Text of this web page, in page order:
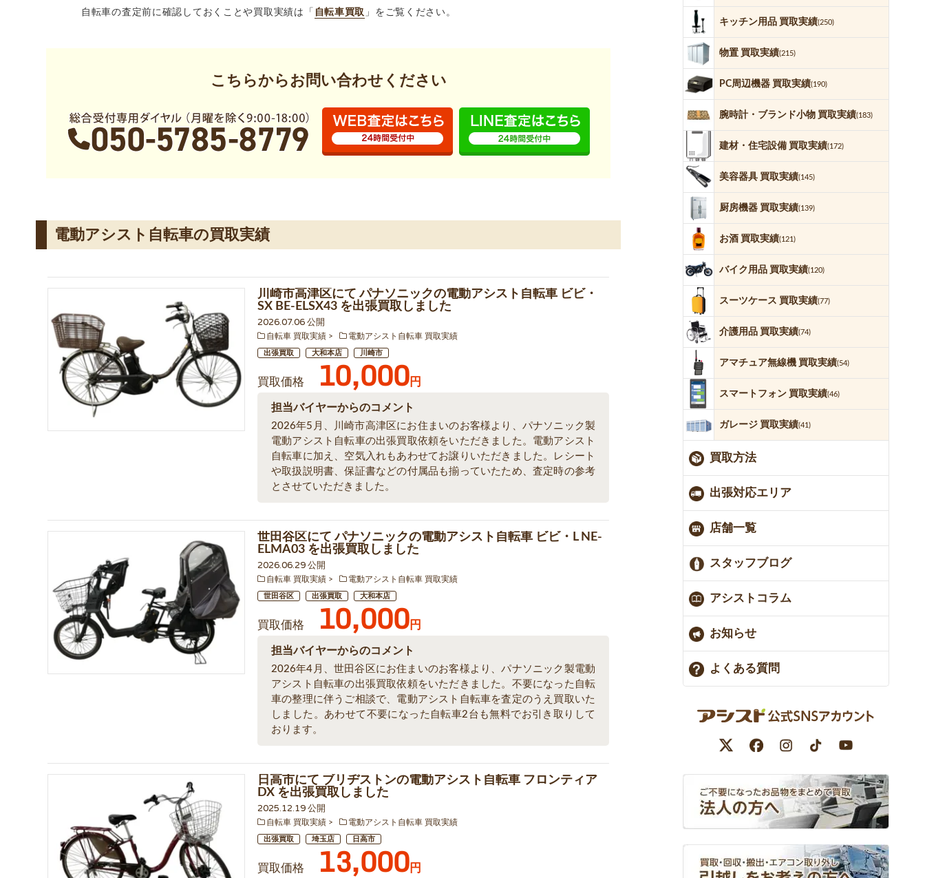
自転車の査定前に確認しておくことや買取実績は「 自転車買取 」をご覧ください。
こちらからお問い合わせください
電動アシスト自転車の買取実績
川崎市高津区にて パナソニックの電動アシスト自転車 ビビ・
SX BE-ELSX43 を出張買取しました
2026.07.06 公開
自転車 買取実績 電動アシスト自転車 買取実績
出張買取 大和本店 川崎市
買取価格 10,000円
担当バイヤーからのコメント
2026年5月、川崎市高津区にお住まいのお客様より、パナソニック製
電動アシスト自転車の出張買取依頼をいただきました。電動アシスト
自転車に加え、空気入れもあわせてお譲りいただきました。レシート
や取扱説明書、保証書などの付属品も揃っていたため、査定時の参考
とさせていただきました。
世田谷区にて パナソニックの電動アシスト自転車 ビビ・L NE-
ELMA03 を出張買取しました
2026.06.29 公開
自転車 買取実績 電動アシスト自転車 買取実績
世田谷区 出張買取 大和本店
買取価格 10,000円
担当バイヤーからのコメント
2026年4月、世田谷区にお住まいのお客様より、パナソニック製電動
アシスト自転車の出張買取依頼をいただきました。不要になった自転
車の整理に伴うご相談で、電動アシスト自転車を査定のうえ買取いた
しました。あわせて不要になった自転車2台も無料でお引き取りして
おります。
日高市にて ブリヂストンの電動アシスト自転車 フロンティア
DX を出張買取しました
2025.12.19 公開
自転車 買取実績 電動アシスト自転車 買取実績
出張買取 埼玉店 日高市
買取価格 13,000円
キッチン用品 買取実績(250)
物置 買取実績(215)
PC周辺機器 買取実績(190)
腕時計・ブランド小物 買取実績(183)
建材・住宅設備 買取実績(172)
美容器具 買取実績(145)
厨房機器 買取実績(139)
お酒 買取実績(121)
バイク用品 買取実績(120)
スーツケース 買取実績(77)
介護用品 買取実績(74)
アマチュア無線機 買取実績(54)
スマートフォン 買取実績(46)
ガレージ 買取実績(41)
買取方法
出張対応エリア
店舗一覧
スタッフブログ
アシストコラム
お知らせ
よくある質問